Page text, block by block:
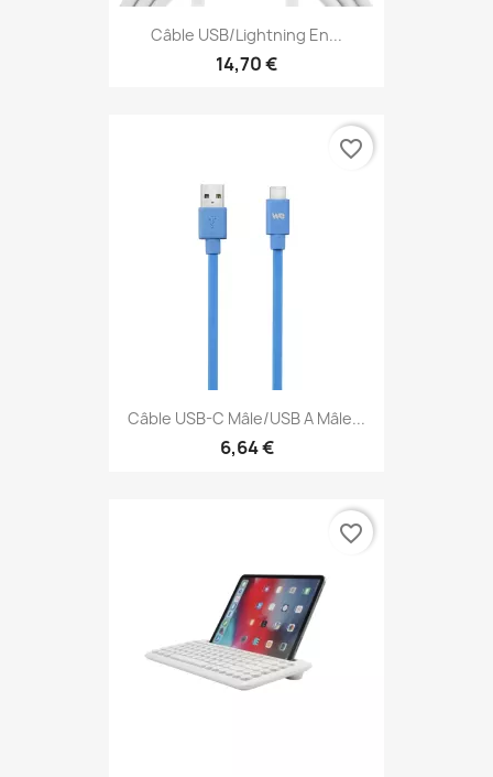
Câble USB/Lightning En...
14,70 €
Câble USB-C Mâle/USB A Mâle...
6,64 €
favorite_border
favorite_border